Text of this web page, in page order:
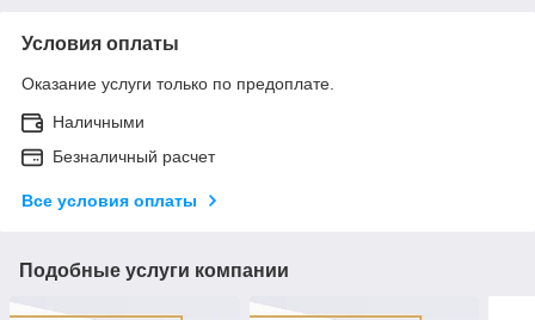
Условия оплаты
Оказание услуги только по предоплате.
Наличными
Безналичный расчет
Все условия оплаты
Подобные услуги компании